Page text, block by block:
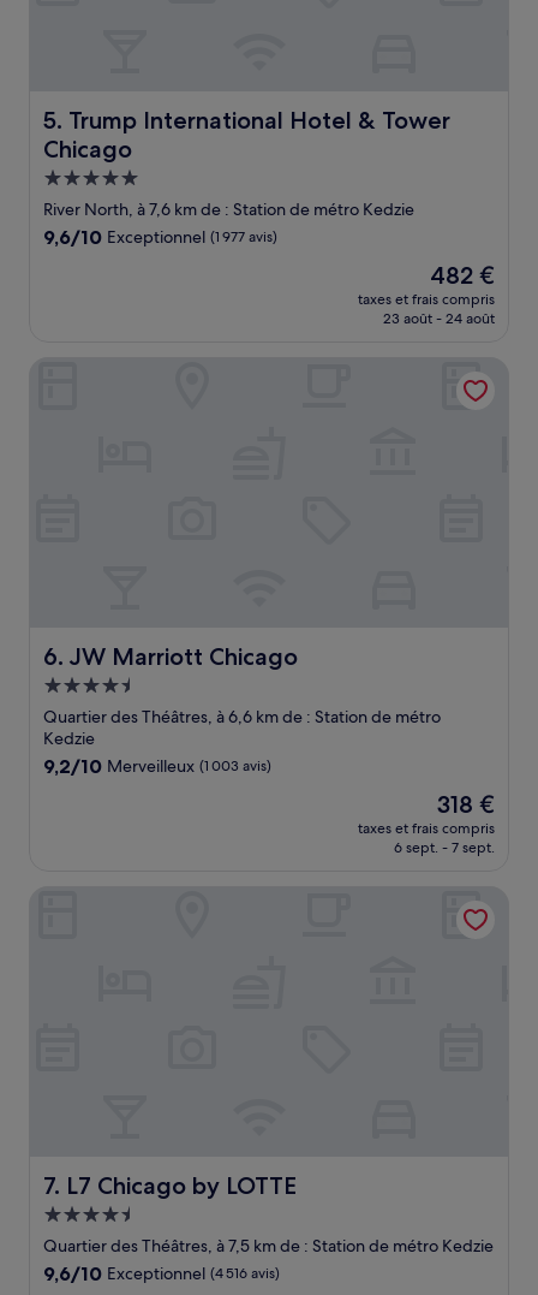
5. Trump International Hotel & Tower
Chicago
Trump International Hotel & Tower Chicago
Hébergement
5.0 étoiles
River North, à 7,6 km de : Station de métro Kedzie
9.6
9,6/10 Exceptionnel (1 977 avis)
Le
nouveau
prix
de
482 €
482 €
taxes et frais compris
23 août - 24 août
6. JW Marriott Chicago
JW Marriott Chicago
Hébergement
4.5 étoiles
Quartier des Théâtres, à 6,6 km de : Station de métro
Kedzie
9.2
9,2/10 Merveilleux (1 003 avis)
Le
nouveau
prix
de
318 €
318 €
taxes et frais compris
6 sept. - 7 sept.
7. L7 Chicago by LOTTE
L7 Chicago by LOTTE
Hébergement
4.5 étoiles
Quartier des Théâtres, à 7,5 km de : Station de métro Kedzie
9.6
9,6/10 Exceptionnel (4 516 avis)